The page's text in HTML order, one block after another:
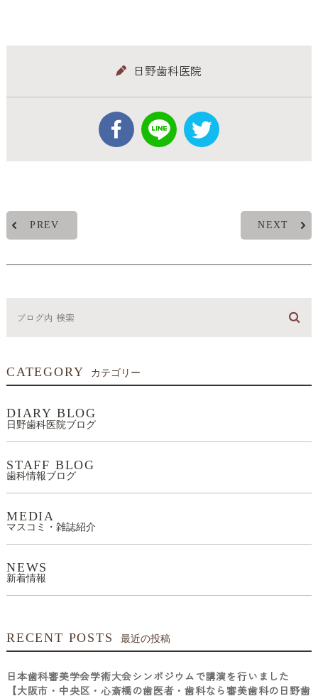
日野歯科医院
PREV NEXT
CATEGORY カテゴリー
DIARY BLOG
日野歯科医院ブログ
STAFF BLOG
歯科情報ブログ
MEDIA
マスコミ・雑誌紹介
NEWS
新着情報
RECENT POSTS 最近の投稿
日本歯科審美学会学術大会シンポジウムで講演を行いました
【大阪市・中央区・心斎橋の歯医者・歯科なら審美歯科の日野歯